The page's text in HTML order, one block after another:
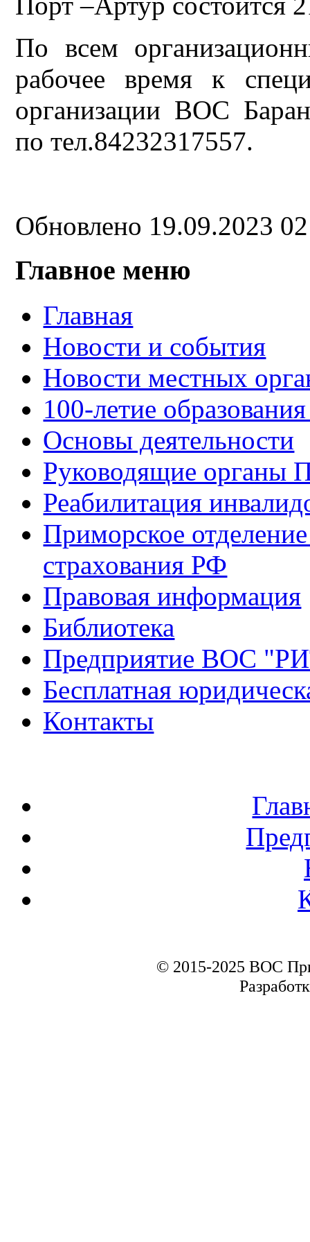
По всем
рабочее время к
организации ВОС
по тел.84232317557.
Обновлено 19.09.2023
Главное меню
Главная
Новости и события
Новости местных
100-летие
Основы деятельности
Руководящие органы
Реабилитация
Приморское
страхования РФ
Правовая информация
Библиотека
Предприятие ВОС
Бесплатная
Контакты
© 2015-2025 ВОС